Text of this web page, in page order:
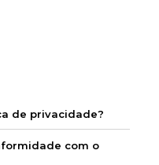
de privacidade?
com o